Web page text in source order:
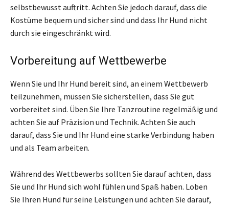
selbstbewusst auftritt. Achten Sie jedoch darauf, dass die
Kostüme bequem und sicher sind und dass Ihr Hund nicht
durch sie eingeschränkt wird.
Vorbereitung auf Wettbewerbe
Wenn Sie und Ihr Hund bereit sind, an einem Wettbewerb
teilzunehmen, müssen Sie sicherstellen, dass Sie gut
vorbereitet sind. Üben Sie Ihre Tanzroutine regelmäßig und
achten Sie auf Präzision und Technik. Achten Sie auch
darauf, dass Sie und Ihr Hund eine starke Verbindung haben
und als Team arbeiten.
Während des Wettbewerbs sollten Sie darauf achten, dass
Sie und Ihr Hund sich wohl fühlen und Spaß haben. Loben
Sie Ihren Hund für seine Leistungen und achten Sie darauf,